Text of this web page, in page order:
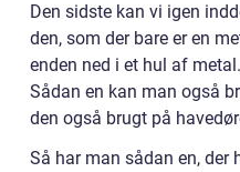
Den sidste kan vi igen
den, som der bare er en
enden ned i et hul af metal.
Sådan en kan man også
den også brugt på
Så har man sådan en,